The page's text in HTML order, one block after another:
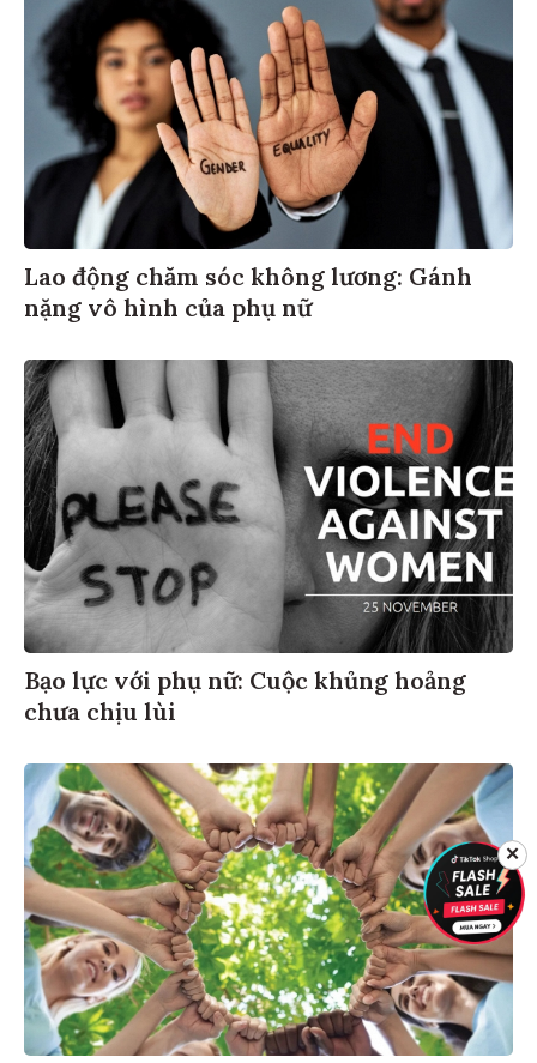
Lao động chăm sóc không lương: Gánh
nặng vô hình của phụ nữ
Bạo lực với phụ nữ: Cuộc khủng hoảng
chưa chịu lùi
✕